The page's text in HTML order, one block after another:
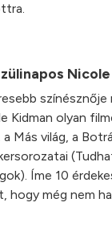
színésznője
Kidman olyan
Más világ, a
Íme 10
hogy még nem